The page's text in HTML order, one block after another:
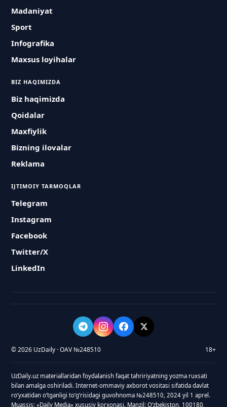
Madaniyat
Sport
Infografika
Maxsus loyihalar
BIZ HAQIMIZDA
Biz haqimizda
Qoidalar
Maxfiylik
Bizning ilovalar
Reklama
IJTIMOIY TARMOQLAR
Telegram
Instagram
Facebook
Twitter/X
LinkedIn
© 2026 UzDaily · OAV №248510 18+
UzDaily.uz materiallaridan foydalanish faqat tahririyatning yozma ruxsati
bilan amalga oshiriladi. Internet-ommaviy axborot vositasi sifatida davlat
roʻyxatidan oʻtganligi toʻgʻrisidagi guvohnoma №248510, 2024 yil 1 aprel.
Muassis: «Daily Media» xususiy korxonasi. Manzil: Oʻzbekiston, 100180,